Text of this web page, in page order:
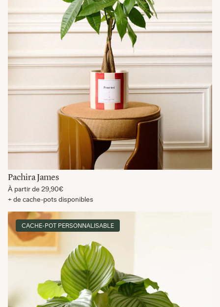
Pachira James
À partir de 29,90€
+ de cache-pots disponibles
CACHE-POT PERSONNALISABLE